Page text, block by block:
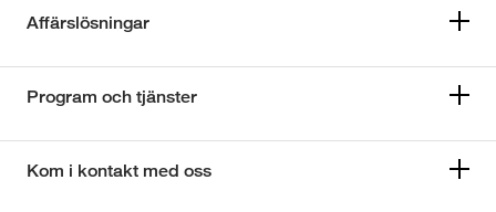
Affärslösningar
Program och tjänster
Kom i kontakt med oss